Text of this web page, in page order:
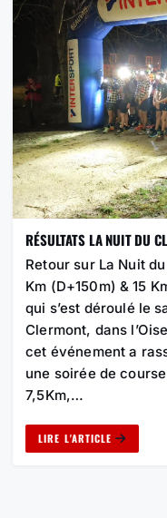
RÉSULTATS LA NUIT DU
Retour sur La Nuit
Km (D+150m) & 15
qui s’est déroulé le
Clermont, dans
cet événement a
une soirée de
7,5Km,…
LIRE L'ARTICLE